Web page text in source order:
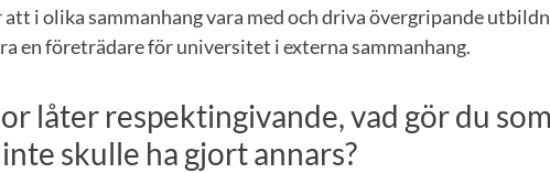
i olika sammanhang vara med och driva övergripande
en företrädare för universitet i externa sammanhang.
låter respektingivande, vad gör du
skulle ha gjort annars?